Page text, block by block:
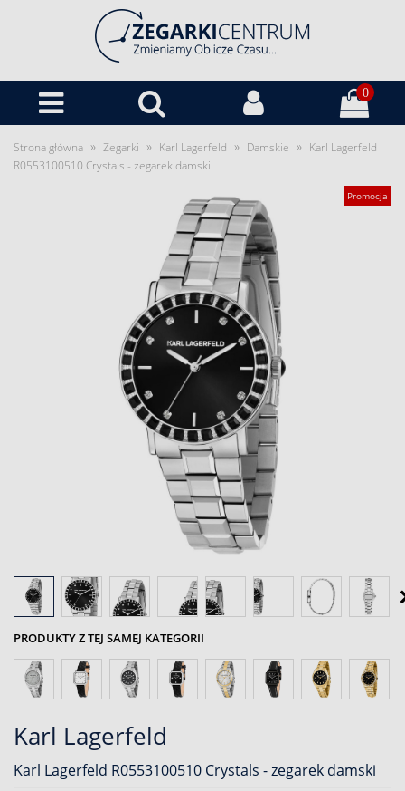
0
Strona główna » Zegarki » Karl Lagerfeld » Damskie » Karl Lagerfeld
R0553100510 Crystals - zegarek damski
Promocja
PRODUKTY Z TEJ SAMEJ KATEGORII
Karl Lagerfeld
Karl Lagerfeld R0553100510 Crystals - zegarek damski